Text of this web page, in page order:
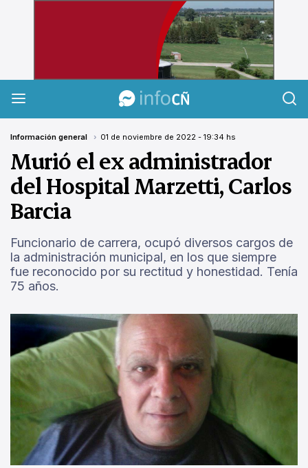
InfoCañuelas
Información general 01 de noviembre de 2022 - 19:34 hs
Murió el ex administrador
del Hospital Marzetti, Carlos
Barcia
Funcionario de carrera, ocupó diversos cargos de
la administración municipal, en los que siempre
fue reconocido por su rectitud y honestidad. Tenía
75 años.